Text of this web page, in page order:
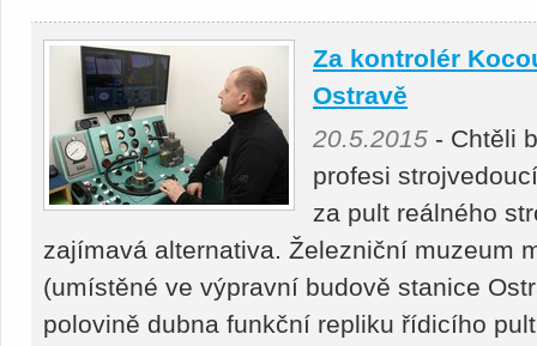
Za kontrolér
Ostravě
20.5.2015 - Chtěli
profesi
za pult reálného
zajímavá alternativa. Železniční muzeum
(umístěné ve výpravní budově stanice
polovině dubna funkční repliku řídicího